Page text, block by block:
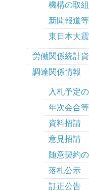
機構の取組
新聞報道等
東日本大
労働関係統計
調達関係情報
入札予定
年次会合
資料招請
意見招請
随意契約
落札公示
訂正公告